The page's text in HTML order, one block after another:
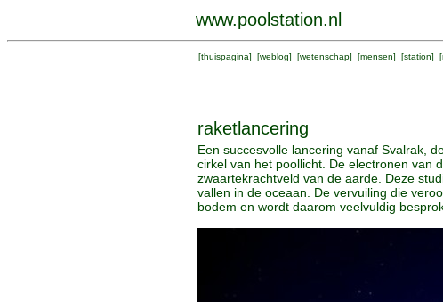
www.poolstation.nl
[thuispagina] [weblog] [wetenschap] [mensen] [station] [
raketlancering
Een succesvolle lancering vanaf Svalrak,
cirkel van het poollicht. De electronen van
zwaartekrachtveld van de aarde. Deze
vallen in de oceaan. De vervuiling die
bodem en wordt daarom veelvuldig